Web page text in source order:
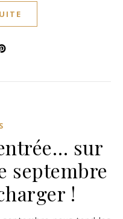
sur
septembre
!